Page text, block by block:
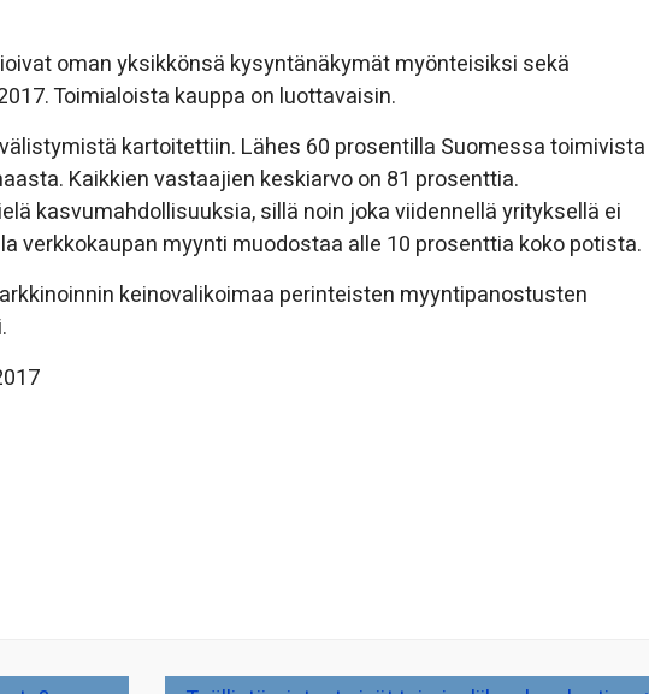
oman yksikkönsä kysyntänäkymät myönteisiksi sekä
Toimialoista kauppa on luottavaisin.
kartoitettiin. Lähes 60 prosentilla Suomessa toimivista
Kaikkien vastaajien keskiarvo on 81 prosenttia.
kasvumahdollisuuksia, sillä noin joka viidennellä yrityksellä ei
verkkokaupan myynti muodostaa alle 10 prosenttia koko potista.
keinovalikoimaa perinteisten myyntipanostusten